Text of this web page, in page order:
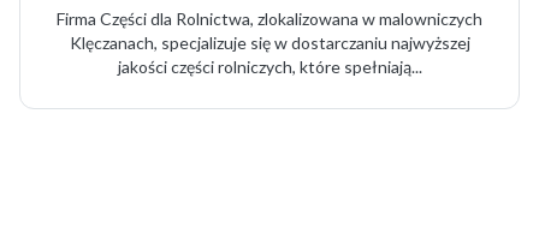
Firma Części dla Rolnictwa, zlokalizowana w malowniczych
Klęczanach, specjalizuje się w dostarczaniu najwyższej
jakości części rolniczych, które spełniają...